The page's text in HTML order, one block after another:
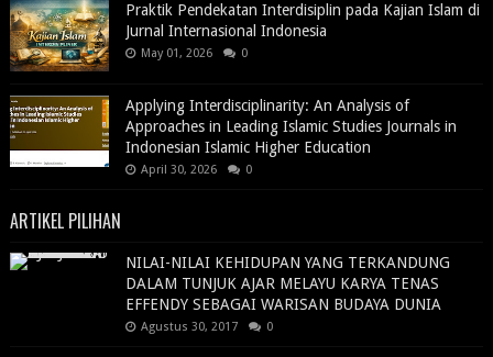
Praktik Pendekatan Interdisiplin pada Kajian Islam di
Jurnal Internasional Indonesia
May 01, 2026 0
Applying Interdisciplinarity: An Analysis of
Approaches in Leading Islamic Studies Journals in
Indonesian Islamic Higher Education
April 30, 2026 0
ARTIKEL PILIHAN
NILAI-NILAI KEHIDUPAN YANG TERKANDUNG
DALAM TUNJUK AJAR MELAYU KARYA TENAS
EFFENDY SEBAGAI WARISAN BUDAYA DUNIA
Agustus 30, 2017 0